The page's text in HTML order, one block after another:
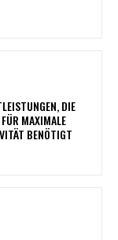
DIE
MAXIMALE
BENÖTIGT